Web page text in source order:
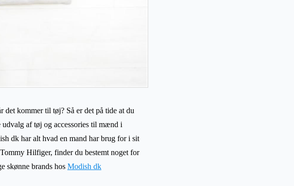
det kommer til tøj? Så er det på tide at du
af tøj og accessories til mænd i
dk har alt hvad en mand har brug for i sit
Hilfiger, finder du bestemt noget for
skønne brands hos Modish dk